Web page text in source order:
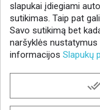
slapukai įdiegiami
sutikimas. Taip pat
Savo sutikimą bet
naršyklės nustatymus
informacijos Slapukų